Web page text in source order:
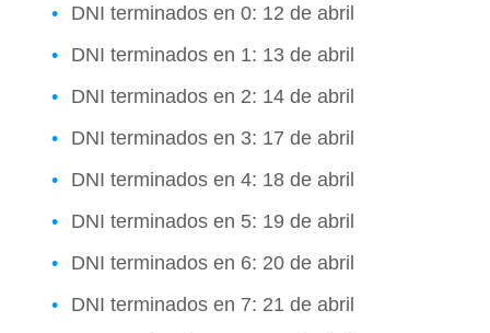
DNI terminados en 0: 12 de abril
DNI terminados en 1: 13 de abril
DNI terminados en 2: 14 de abril
DNI terminados en 3: 17 de abril
DNI terminados en 4: 18 de abril
DNI terminados en 5: 19 de abril
DNI terminados en 6: 20 de abril
DNI terminados en 7: 21 de abril